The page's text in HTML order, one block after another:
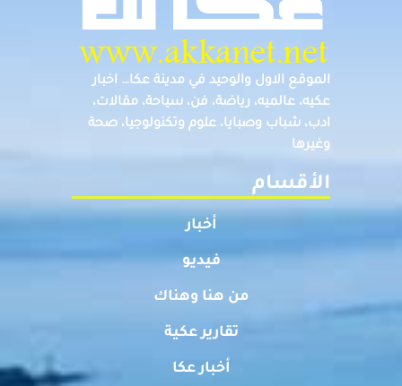
الموقع الاول والوحيد في مدينة عكا… اخبار
عكيه، عالميه، رياضة، فن، سياحة، مقالات،
ادب، شباب وصبايا، علوم وتكنولوجيا، صحة
وغيرها
الأقسام
أخبار
فيديو
من هنا وهناك
تقارير عكية
أخبار عكا